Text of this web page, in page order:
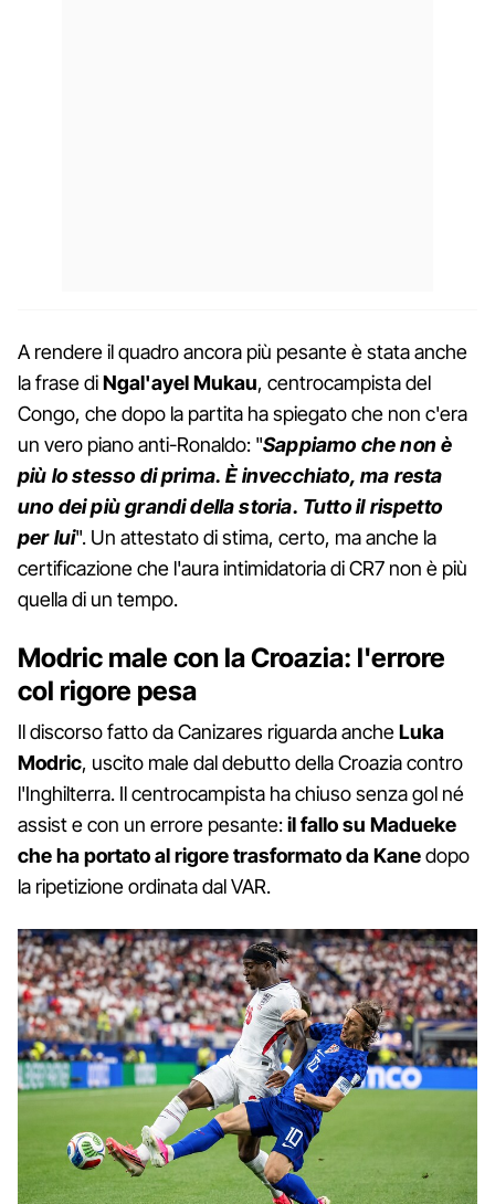
A rendere il quadro ancora più pesante è stata anche
la frase diNgal'ayel Mukau, centrocampista del
Congo, che dopo la partita ha spiegato che non c'era
un vero piano anti-Ronaldo: "Sappiamo che non è
più lo stesso di prima. È invecchiato, ma resta
uno dei più grandi della storia. Tutto il rispetto
per lui". Un attestato di stima, certo, ma anche la
certificazione che l'aura intimidatoria di CR7 non è più
quella di un tempo.
Modric male con la Croazia: l'errore
col rigore pesa
Il discorso fatto da Canizares riguarda ancheLuka
Modric, uscito male dal debutto della Croazia contro
l'Inghilterra. Il centrocampista ha chiuso senza gol né
assist e con un errore pesante:il fallo su Madueke
che ha portato al rigore trasformato da Kanedopo
la ripetizione ordinata dal VAR.